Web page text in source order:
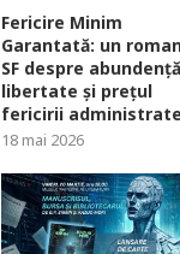
Fericire Minim
Garantată: un
SF despre
libertate și prețul
fericirii administrate
18 mai 2026